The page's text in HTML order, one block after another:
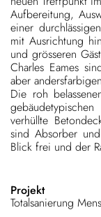
Aufbereitung,
einer
mit Ausrichtung
und grösseren
Charles Eames
aber
Die roh
verhüllte
sind Absorber
Blick frei und der
Projekt
Totalsanierung